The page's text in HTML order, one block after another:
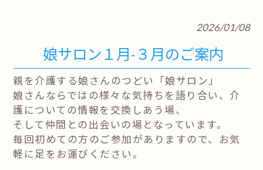
2026/01/08
娘サロン１月-３月のご案内
親を介護する娘さんのつどい「娘サロン」
娘さんならではの様々な気持ちを語り合い、介
護についての情報を交換しあう場、
そして仲間との出会いの場となっています。
毎回初めての方のご参加がありますので、お気
軽に足をお運びください。